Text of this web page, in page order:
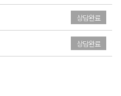
상담완료
상담완료